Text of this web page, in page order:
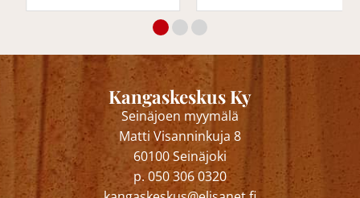
Kangaskeskus Ky
Seinäjoen myymälä
Matti Visanninkuja 8
60100 Seinäjoki
p. 050 306 0320